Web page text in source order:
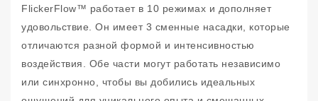
FlickerFlow™ работает в 10 режимах и дополняет
удовольствие. Он имеет 3 сменные насадки, которые
отличаются разной формой и интенсивностью
воздействия. Обе части могут работать независимо
или синхронно, чтобы вы добились идеальных